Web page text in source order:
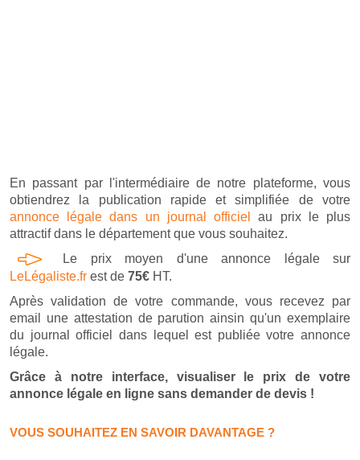
En passant par l'intermédiaire de notre plateforme, vous
obtiendrez la publication rapide et simplifiée de votre
annonce légale dans un journal officiel
au prix le plus
attractif dans le département que vous souhaitez.
Le prix moyen d'une annonce légale sur
LeLégaliste.fr est de 75€ HT.
Après validation de votre commande, vous recevez par
email une attestation de parution ainsin qu'un exemplaire
du journal officiel dans lequel est publiée votre annonce
légale.
Grâce à notre interface, visualiser le prix de votre
annonce légale en ligne sans demander de devis !
VOUS SOUHAITEZ EN SAVOIR DAVANTAGE ?